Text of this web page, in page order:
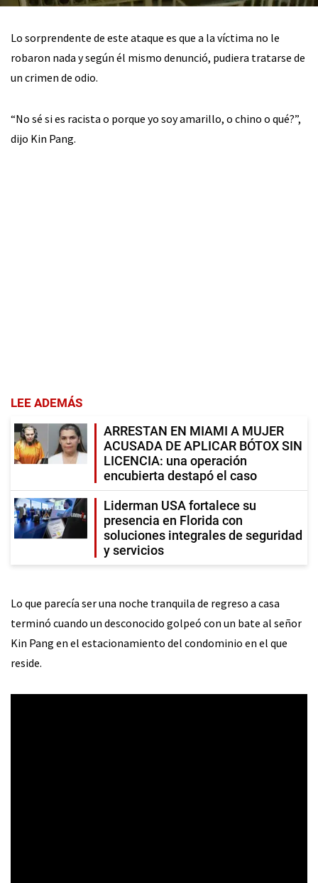
Lo sorprendente de este ataque es que a la víctima no le
robaron nada y según él mismo denunció, pudiera tratarse de
un crimen de odio.
“No sé si es racista o porque yo soy amarillo, o chino o qué?”,
dijo Kin Pang.
LEE ADEMÁS
ARRESTAN EN MIAMI A MUJER
ACUSADA DE APLICAR BÓTOX SIN
LICENCIA: una operación
encubierta destapó el caso
Liderman USA fortalece su
presencia en Florida con
soluciones integrales de seguridad
y servicios
Lo que parecía ser una noche tranquila de regreso a casa
terminó cuando un desconocido golpeó con un bate al señor
Kin Pang en el estacionamiento del condominio en el que
reside.